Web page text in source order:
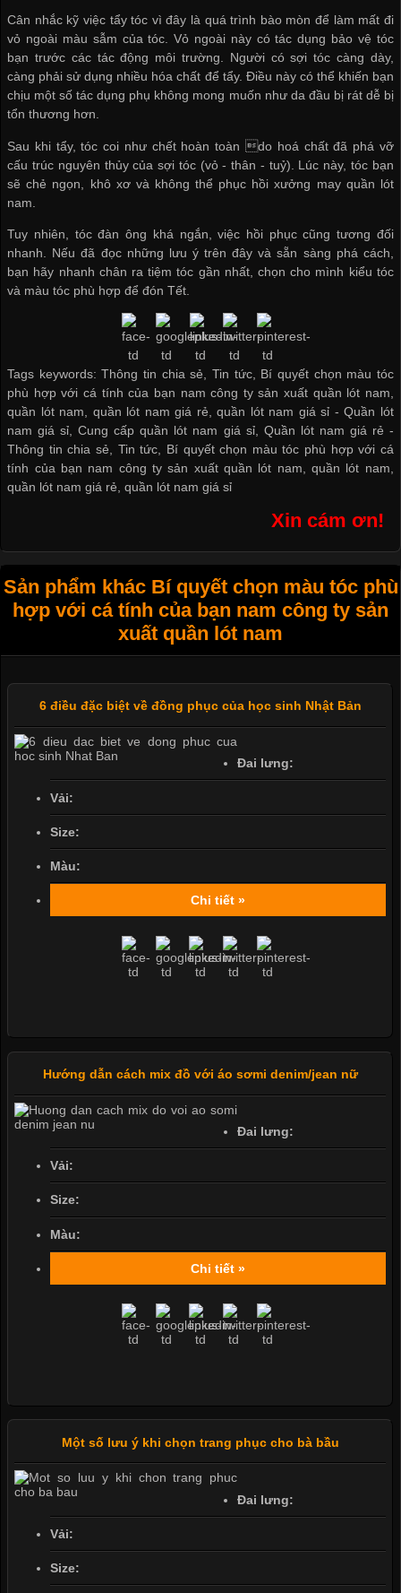
Cân nhắc kỹ việc tẩy tóc vì đây là quá trình bào mòn để làm mất đi
vỏ ngoài màu sẫm của tóc. Vỏ ngoài này có tác dụng bảo vệ tóc
bạn trước các tác động môi trường. Người có sợi tóc càng dày,
càng phải sử dụng nhiều hóa chất để tẩy. Điều này có thể khiến bạn
chịu một số tác dụng phụ không mong muốn như da đầu bị rát dễ bị
tổn thương hơn.
Sau khi tẩy, tóc coi như chết hoàn toàn do hoá chất đã phá vỡ
cấu trúc nguyên thủy của sợi tóc (vỏ - thân - tuỷ). Lúc này, tóc bạn
sẽ chẻ ngọn, khô xơ và không thể phục hồixưởng may quần lót
nam
Tuy nhiên, tóc đàn ông khá ngắn, việc hồi phục cũng tương đối
nhanh. Nếu đã đọc những lưu ý trên đây và sẵn sàng phá cách,
bạn hãy nhanh chân ra tiệm tóc gần nhất, chọn cho mình kiểu tóc
và màu tóc phù hợp để đón Tết.
Tags keywords: Thông tin chia sẻ, Tin tức, Bí quyết chọn màu tóc
phù hợp với cá tính của bạn nam công ty sản xuất quần lót nam,
quần lót nam, quần lót nam giá rẻ, quần lót nam giá sỉ -Quần lót
nam giá sỉ,Cung cấp quần lót nam giá sỉ, Quần lót nam giá rẻ -
Thông tin chia sẻ, Tin tức, Bí quyết chọn màu tóc phù hợp với cá
tính của bạn nam công ty sản xuất quần lót nam,quần lót nam,
quần lót nam giá rẻ,quần lót nam giá sỉ
Xin cám ơn!
Sản phẩm khác Bí quyết chọn màu tóc phù
hợp với cá tính của bạn nam công ty sản
xuất quần lót nam
6 điều đặc biệt về đồng phục của học sinh Nhật Bản
Đai lưng:
Vải:
Size:
Màu:
Chi tiết »
Hướng dẫn cách mix đồ với áo sơmi denim/jean nữ
Đai lưng:
Vải:
Size:
Màu:
Chi tiết »
Một số lưu ý khi chọn trang phục cho bà bầu
Đai lưng:
Vải:
Size: